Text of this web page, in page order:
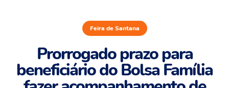
Feira de Santana
Prorrogado prazo para
beneficiário do Bolsa Família